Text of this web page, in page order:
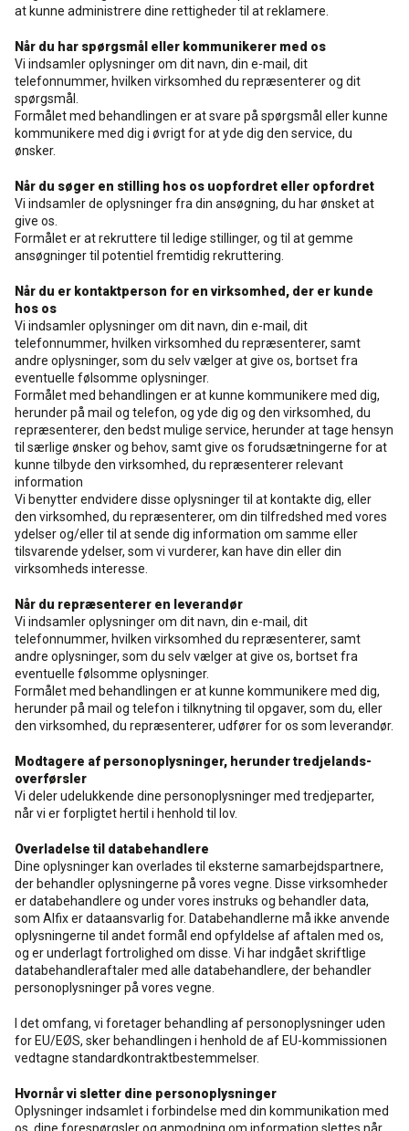
at kunne administrere dine rettigheder til at reklamere.
Når du har spørgsmål eller kommunikerer med os
Vi indsamler oplysninger om dit navn, din e-mail, dit
telefonnummer, hvilken virksomhed du repræsenterer og dit
spørgsmål.
Formålet med behandlingen er at svare på spørgsmål eller kunne
kommunikere med dig i øvrigt for at yde dig den service, du
ønsker.
Når du søger en stilling hos os uopfordret eller opfordret
Vi indsamler de oplysninger fra din ansøgning, du har ønsket at
give os.
Formålet er at rekruttere til ledige stillinger, og til at gemme
ansøgninger til potentiel fremtidig rekruttering.
Når du er kontaktperson for en virksomhed, der er kunde
hos os
Vi indsamler oplysninger om dit navn, din e-mail, dit
telefonnummer, hvilken virksomhed du repræsenterer, samt
andre oplysninger, som du selv vælger at give os, bortset fra
eventuelle følsomme oplysninger.
Formålet med behandlingen er at kunne kommunikere med dig,
herunder på mail og telefon, og yde dig og den virksomhed, du
repræsenterer, den bedst mulige service, herunder at tage hensyn
til særlige ønsker og behov, samt give os forudsætningerne for at
kunne tilbyde den virksomhed, du repræsenterer relevant
information
Vi benytter endvidere disse oplysninger til at kontakte dig, eller
den virksomhed, du repræsenterer, om din tilfredshed med vores
ydelser og/eller til at sende dig information om samme eller
tilsvarende ydelser, som vi vurderer, kan have din eller din
virksomheds interesse.
Når du repræsenterer en leverandør
Vi indsamler oplysninger om dit navn, din e-mail, dit
telefonnummer, hvilken virksomhed du repræsenterer, samt
andre oplysninger, som du selv vælger at give os, bortset fra
eventuelle følsomme oplysninger.
Formålet med behandlingen er at kunne kommunikere med dig,
herunder på mail og telefon i tilknytning til opgaver, som du, eller
den virksomhed, du repræsenterer, udfører for os som leverandør.
Modtagere af personoplysninger, herunder tredjelands-
overførsler
Vi deler udelukkende dine personoplysninger med tredjeparter,
når vi er forpligtet hertil i henhold til lov.
Overladelse til databehandlere
Dine oplysninger kan overlades til eksterne samarbejdspartnere,
der behandler oplysningerne på vores vegne. Disse virksomheder
er databehandlere og under vores instruks og behandler data,
som Alfix er dataansvarlig for. Databehandlerne må ikke anvende
oplysningerne til andet formål end opfyldelse af aftalen med os,
og er underlagt fortrolighed om disse. Vi har indgået skriftlige
databehandleraftaler med alle databehandlere, der behandler
personoplysninger på vores vegne.
I det omfang, vi foretager behandling af personoplysninger uden
for EU/EØS, sker behandlingen i henhold de af EU-kommissionen
vedtagne standardkontraktbestemmelser.
Hvornår vi sletter dine personoplysninger
Oplysninger indsamlet i forbindelse med din kommunikation med